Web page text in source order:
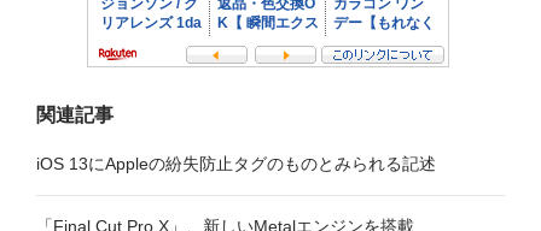
関連記事
iOS 13にAppleの紛失防止タグのものとみられる記述
「Final Cut Pro X」、新しいMetalエンジンを搭載